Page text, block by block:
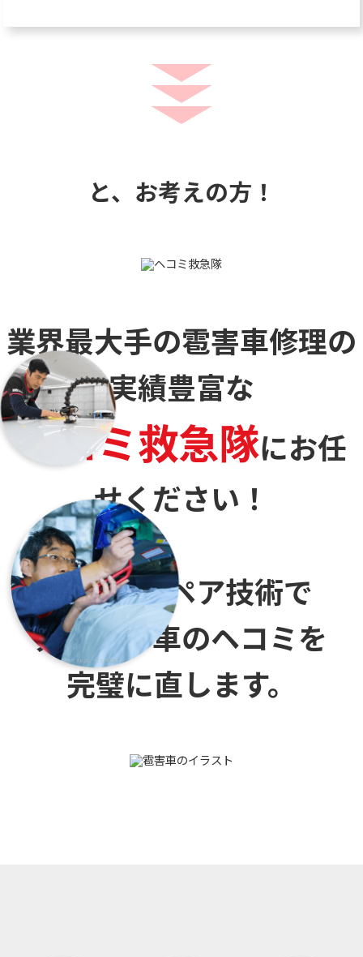
と、お考えの方！
業界最大手の雹害車修理の
実績豊富な
ヘコミ救急隊にお任
せください！
デントリペア技術で
大切なお車のヘコミを
完璧に直します。